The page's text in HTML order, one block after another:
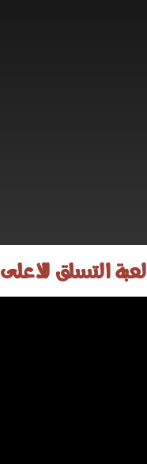
لعبة التسلق للأعلى